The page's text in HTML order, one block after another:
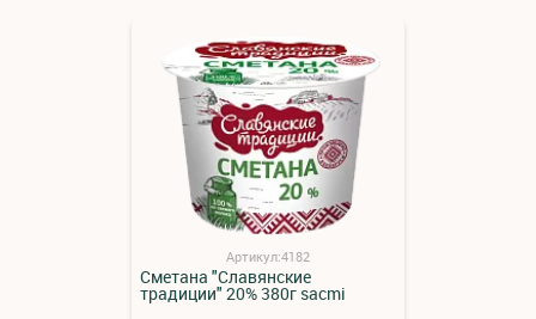
Артикул:4182
Сметана "Славянские
традиции" 20% 380г sacmi